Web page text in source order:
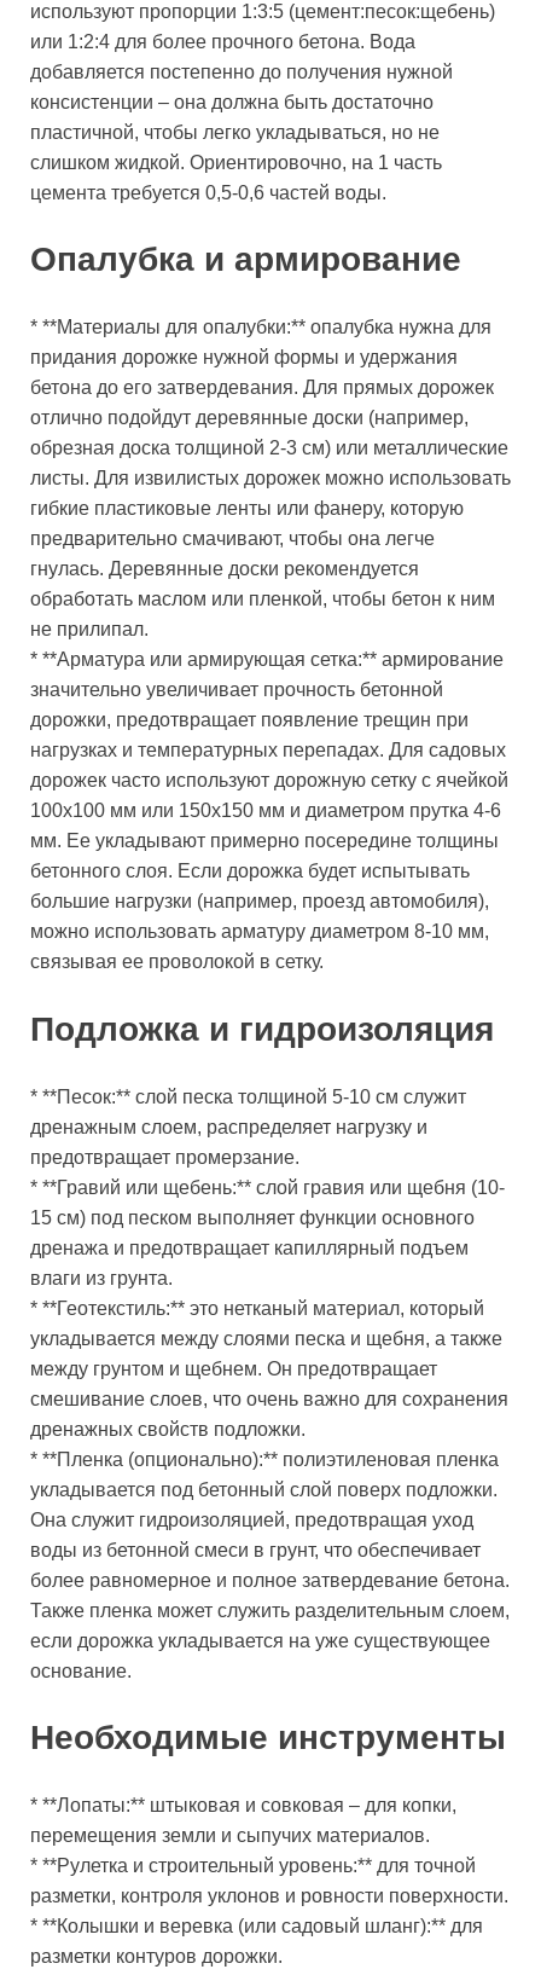
используют пропорции 1:3:5 (цемент:песок:щебень)
или 1:2:4 для более прочного бетона. Вода
добавляется постепенно до получения нужной
консистенции – она должна быть достаточно
пластичной, чтобы легко укладываться, но не
слишком жидкой. Ориентировочно, на 1 часть
цемента требуется 0,5-0,6 частей воды.
Опалубка и армирование
* **Материалы для опалубки:** опалубка нужна для
придания дорожке нужной формы и удержания
бетона до его затвердевания. Для прямых дорожек
отлично подойдут деревянные доски (например,
обрезная доска толщиной 2-3 см) или металлические
листы. Для извилистых дорожек можно использовать
гибкие пластиковые ленты или фанеру, которую
предварительно смачивают, чтобы она легче
гнулась. Деревянные доски рекомендуется
обработать маслом или пленкой, чтобы бетон к ним
не прилипал.
* **Арматура или армирующая сетка:** армирование
значительно увеличивает прочность бетонной
дорожки, предотвращает появление трещин при
нагрузках и температурных перепадах. Для садовых
дорожек часто используют дорожную сетку с ячейкой
100х100 мм или 150х150 мм и диаметром прутка 4-6
мм. Ее укладывают примерно посередине толщины
бетонного слоя. Если дорожка будет испытывать
большие нагрузки (например, проезд автомобиля),
можно использовать арматуру диаметром 8-10 мм,
связывая ее проволокой в сетку.
Подложка и гидроизоляция
* **Песок:** слой песка толщиной 5-10 см служит
дренажным слоем, распределяет нагрузку и
предотвращает промерзание.
* **Гравий или щебень:** слой гравия или щебня (10-
15 см) под песком выполняет функции основного
дренажа и предотвращает капиллярный подъем
влаги из грунта.
* **Геотекстиль:** это нетканый материал, который
укладывается между слоями песка и щебня, а также
между грунтом и щебнем. Он предотвращает
смешивание слоев, что очень важно для сохранения
дренажных свойств подложки.
* **Пленка (опционально):** полиэтиленовая пленка
укладывается под бетонный слой поверх подложки.
Она служит гидроизоляцией, предотвращая уход
воды из бетонной смеси в грунт, что обеспечивает
более равномерное и полное затвердевание бетона.
Также пленка может служить разделительным слоем,
если дорожка укладывается на уже существующее
основание.
Необходимые инструменты
* **Лопаты:** штыковая и совковая – для копки,
перемещения земли и сыпучих материалов.
* **Рулетка и строительный уровень:** для точной
разметки, контроля уклонов и ровности поверхности.
* **Колышки и веревка (или садовый шланг):** для
разметки контуров дорожки.